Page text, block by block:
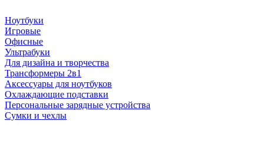
Ноутбуки
Игровые
Офисные
Ультрабуки
Для дизайна и творчества
Трансформеры 2в1
Аксессуары для ноутбуков
Охлаждающие подставки
Персональные зарядные устройства
Сумки и чехлы